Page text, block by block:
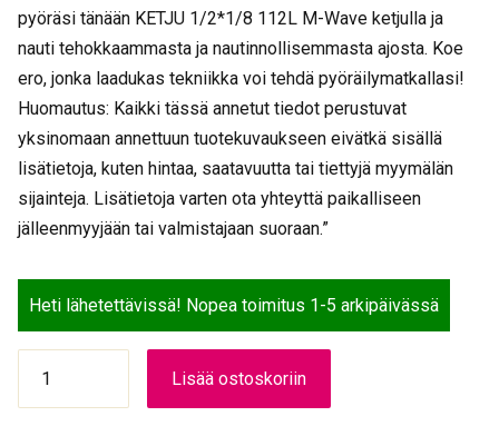
pyöräsi tänään KETJU 1/2*1/8 112L M-Wave ketjulla ja
nauti tehokkaammasta ja nautinnollisemmasta ajosta. Koe
ero, jonka laadukas tekniikka voi tehdä pyöräilymatkallasi!
Huomautus: Kaikki tässä annetut tiedot perustuvat
yksinomaan annettuun tuotekuvaukseen eivätkä sisällä
lisätietoja, kuten hintaa, saatavuutta tai tiettyjä myymälän
sijainteja. Lisätietoja varten ota yhteyttä paikalliseen
jälleenmyyjään tai valmistajaan suoraan.”
Heti lähetettävissä! Nopea toimitus 1-5 arkipäivässä
1/2*1/8
112L
Lisää ostoskoriin